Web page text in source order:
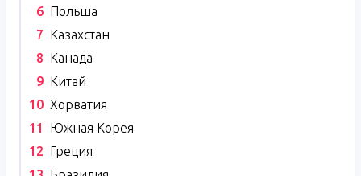
Польша
Казахстан
Канада
Китай
Хорватия
Южная Корея
Греция